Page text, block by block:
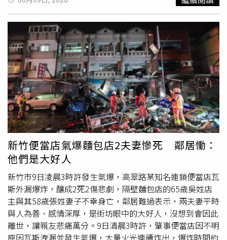
陪伴受災戶儘速恢復正常生活。社會處表示，高翠路氣爆案
除了第一時間啟動關懷機制，並掌握受影響名單外，14日晚
間的災後協助說明會上市府發放慰問金共計81戶。針對尚未
領取的民眾，可於6月30日前洽社會處申領，自有住宅者請
備妥戶籍資料、身分證及印章。若是租客則請備妥租賃契
約、身分證及印章，如有相關疑問可洽詢社會處社會救助與
老人福利科。另針對部分民眾住屋毀損，目前接受安置，仍
有長期居住需求，後續也將積極協助媒合相關資源，以協助
民眾度過難關。市府呼籲，請受災住戶在進行家園修復前、
後，務必拍照留存。於修復完成、準備請款前，請廠商開立
詳細之報價單、發票或合法收據。特別注意，因後續市府需
進行訴訟求償，發票及收據之抬頭「切勿」填寫機關名稱或
機關統一編號，請務必填寫「受災戶姓名」及相關資料，以
利後續各項代墊款項與救助作業之推動。
事故疑似因瓦斯外洩引發爆炸，詳細原因仍有待進一步鑑
定。爆炸當下威力驚人，不僅造成3層樓建築部分磚牆坍
塌，衝擊波更波及周邊住宅及停放的汽機車。其中鄰近麵包
店的一對老夫妻不幸喪命，另有2名傷者送醫治療後已出
院。隨著事故後續調查展開，外界關注焦點也轉向相關法
規。根據《中時新聞網》報導，消防局指出，事發便當店營
業面積約100平方公尺，現場使用液化石油氣鋼瓶串接總量
為76公斤，未達消防法規規定的80公斤列管標準，因此不
屬於強制列管場所。換言之，業者無須依規定接受相關列
管、定期檢查或負擔部分強制管理義務。此外，新竹市政府
產業發展處也說明，依現行規定，總樓地板面積未滿300平
方公尺的小型餐飲業場所，並未強制要求投保公共意外責任
險，是否投保完全由業者自行決定。由於目前尚不清楚涉事
便當店是否投保相關保險，若未投保，未來包含18戶直接受
災住戶，以及罹難老夫婦家屬在內的受害人，恐需透過民事
訴訟向業者求償，不僅程序繁瑣，實際獲賠金額也可能受到
業者財務狀況影響。有法律界人士指出，雖然受害民眾仍可
依民法侵權行為相關規定請求損害賠償，但若業者資力有
限，實際執行與求償效果恐大打折扣。此次事件也再度引發
外界對現行液化石油氣管理制度及公共意外責任險規範的討
新竹便當店氣爆麵包店2夫妻慘死 鄰居慟：
他們是大好人
新竹市9日凌晨3時許發生氣爆，高翠路某知名連鎖便當店瓦
斯外漏爆炸，釀成2死2傷悲劇，隔壁麵包店的65歲吳姓店
主與其58歲張姓妻子不幸身亡，鄰居難過表示，兩夫妻平時
與人為善、感情深厚，是街坊眼中的大好人，沒想到會因此
離世，讓親友悲痛萬分。9日清晨3時許，肇事便當店因不明